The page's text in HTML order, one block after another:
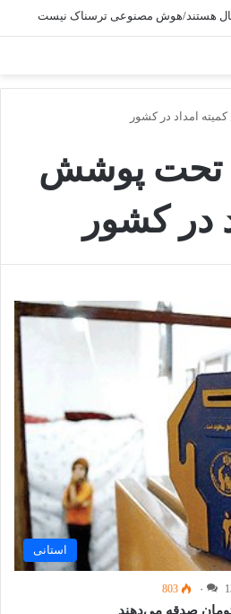
هستند/هوش مصنوعی ترسناک نیست
تحت پوشش
در کشور
استانی
۰ 803